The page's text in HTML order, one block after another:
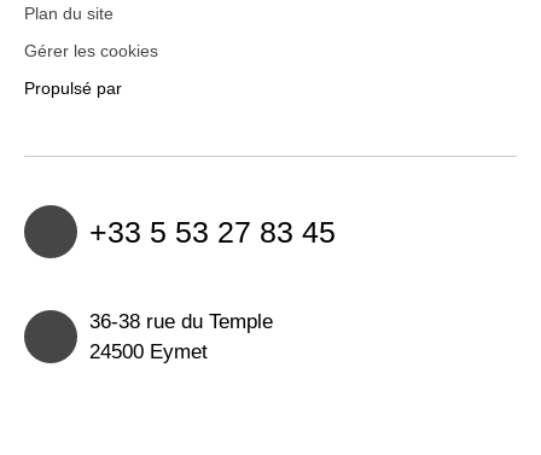
Plan du site
Gérer les cookies
Propulsé par
+33 5 53 27 83 45
36-38 rue du Temple
24500 Eymet